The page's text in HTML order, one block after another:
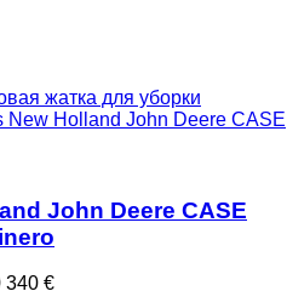
жатка для уборки
New Holland John Deere CASE
John Deere CASE
340 €